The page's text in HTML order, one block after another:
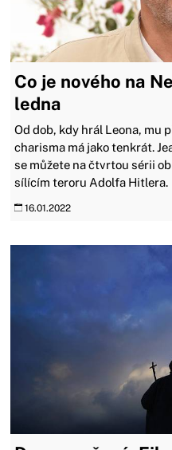
Co je nového na
ledna
Od dob, kdy hrál Leona, mu
charisma má jako tenkrát.
se můžete na čtvrtou sérii
sílícím teroru Adolfa Hitlera.
16.01.2022